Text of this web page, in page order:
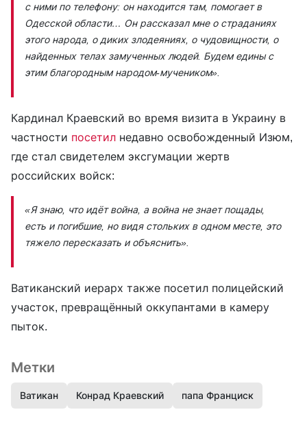
с ними по телефону: он находится там, помогает в
Одесской области… Он рассказал мне о страданиях
этого народа, о диких злодеяниях, о чудовищности, о
найденных телах замученных людей. Будем едины с
этим благородным народом-мучеником».
Кардинал Краевский во время визита в Украину в
частности посетил недавно освобожденный Изюм,
где стал свидетелем эксгумации жертв
российских войск:
«Я знаю, что идёт война, а война не знает пощады,
есть и погибшие, но видя стольких в одном месте, это
тяжело пересказать и объяснить».
Ватиканский иерарх также посетил полицейский
участок, превращённый оккупантами в камеру
пыток.
Метки
Ватикан Конрад Краевский папа Франциск